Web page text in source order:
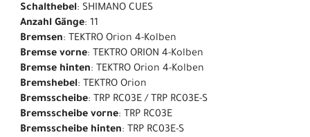
Schalthebel: SHIMANO CUES
Anzahl Gänge: 11
Bremsen: TEKTRO Orion 4-Kolben
Bremse vorne: TEKTRO ORION 4-Kolben
Bremse hinten: TEKTRO Orion 4-Kolben
Bremshebel: TEKTRO Orion
Bremsscheibe: TRP RC03E / TRP RC03E-S
Bremsscheibe vorne: TRP RC03E
Bremsscheibe hinten: TRP RC03E-S